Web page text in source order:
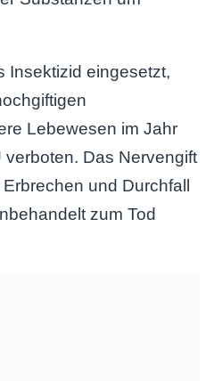
Insektizid eingesetzt,
Lebewesen im Jahr
Das Nervengift
und Durchfall
zum Tod